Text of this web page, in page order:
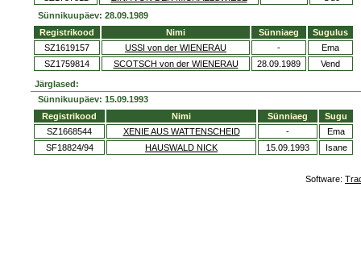
Sünnikuupäev: 28.09.1989
Registrikood
Nimi Sünniaeg
Sugulus
SZ1619157
USSI von der WIENERAU -
Ema
SZ1759814
SCOTSCH von der WIENERAU 28.09.1989 Vend
Järglased:
Sünnikuupäev: 15.09.1993
Registrikood
Nimi Sünniaeg
Sugu
SZ1668544
XENIE AUS WATTENSCHEID -
Ema
SF18824/94
HAUSWALD NICK 15.09.1993 Isane
Software: